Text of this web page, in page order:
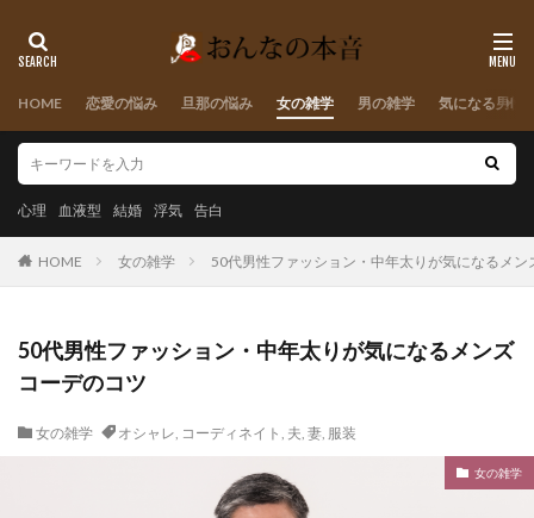
HOME 恋愛の悩み 旦那の悩み 女の雑学 男の雑学 気になる男性
心理 血液型 結婚 浮気 告白
HOME 女の雑学 50代男性ファッション・中年太りが気になるメン
50代男性ファッション・中年太りが気になるメンズ
コーデのコツ
女の雑学 オシャレ, コーディネイト , 夫, 妻, 服装
女の雑学